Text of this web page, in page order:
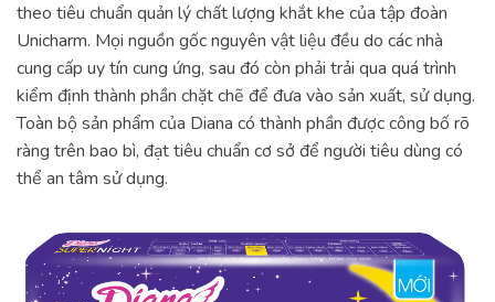
theo tiêu chuẩn quản lý chất lượng khắt khe của tập đoàn
Unicharm. Mọi nguồn gốc nguyên vật liệu đều do các nhà
cung cấp uy tín cung ứng, sau đó còn phải trải qua quá trình
kiểm định thành phần chặt chẽ để đưa vào sản xuất, sử dụng.
Toàn bộ sản phẩm của Diana có thành phần được công bố rõ
ràng trên bao bì, đạt tiêu chuẩn cơ sở để người tiêu dùng có
thể an tâm sử dụng.